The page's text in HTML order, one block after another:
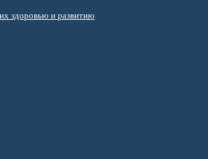
здоровью и развитию